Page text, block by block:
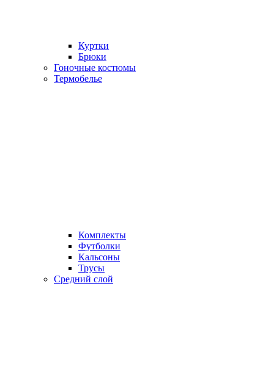
Куртки
Брюки
Гоночные костюмы
Термобелье
Комплекты
Футболки
Кальсоны
Трусы
Средний слой